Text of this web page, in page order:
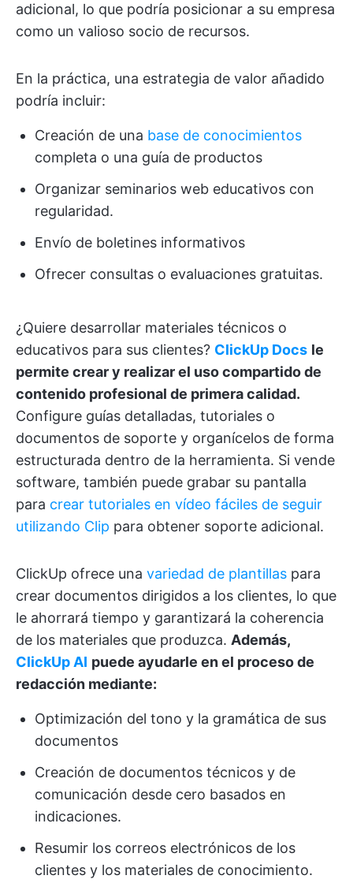
adicional, lo que podría posicionar a su empresa
como un valioso socio de recursos.
En la práctica, una estrategia de valor añadido
podría incluir:
Creación de una base de conocimientos
completa o una guía de productos
Organizar seminarios web educativos con
regularidad.
Envío de boletines informativos
Ofrecer consultas o evaluaciones gratuitas.
¿Quiere desarrollar materiales técnicos o
educativos para sus clientes? ClickUp Docs le
permite crear y realizar el uso compartido de
contenido profesional de primera calidad.
Configure guías detalladas, tutoriales o
documentos de soporte y organícelos de forma
estructurada dentro de la herramienta. Si vende
software, también puede grabar su pantalla
para crear tutoriales en vídeo fáciles de seguir
utilizando Clip para obtener soporte adicional.
ClickUp ofrece una variedad de plantillas para
crear documentos dirigidos a los clientes, lo que
le ahorrará tiempo y garantizará la coherencia
de los materiales que produzca. Además,
ClickUp AI puede ayudarle en el proceso de
redacción mediante:
Optimización del tono y la gramática de sus
documentos
Creación de documentos técnicos y de
comunicación desde cero basados en
indicaciones.
Resumir los correos electrónicos de los
clientes y los materiales de conocimiento.